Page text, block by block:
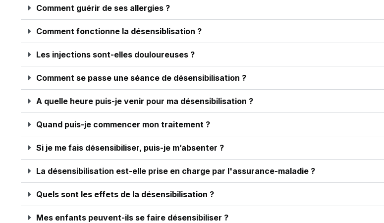
Comment guérir de ses allergies ?
Comment fonctionne la désensiblisation ?
Les injections sont-elles douloureuses ?
Comment se passe une séance de désensibilisation ?
A quelle heure puis-je venir pour ma désensibilisation ?
Quand puis-je commencer mon traitement ?
Si je me fais désensibiliser, puis-je m’absenter ?
La désensibilisation est-elle prise en charge par l'assurance-maladie ?
Quels sont les effets de la désensibilisation ?
Mes enfants peuvent-ils se faire désensibiliser ?